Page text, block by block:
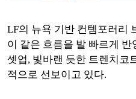
LF의 뉴욕 기반 컨템포러리
이 같은 흐름을 발 빠르게
셋업, 빛바랜 듯한 트렌치코
적으로 선보이고 있다.